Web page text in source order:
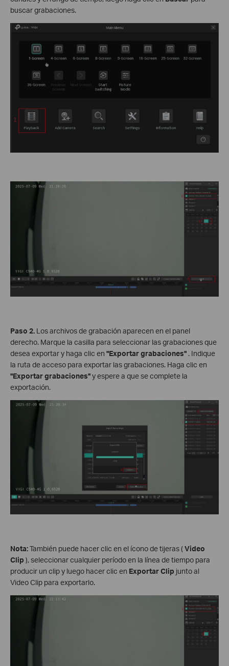
buscar grabaciones.
Paso 2. Los archivos de grabación aparecen en el panel
derecho. Marque la casilla para seleccionar las grabaciones que
desea exportar y haga clic en "Exportar grabaciones" . Indique
la ruta de acceso para exportar las grabaciones. Haga clic en
"Exportar grabaciones"y espere a que se complete la
exportación.
Nota:También puede hacer clic en el ícono de tijeras (Video
Clip ), seleccionar cualquier período en la línea de tiempo para
producir un clip y luego hacer clic en Exportar Clip junto al
Video Clip para exportarlo.